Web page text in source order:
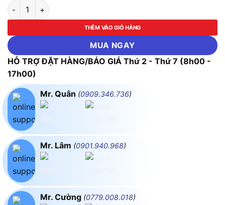
Biến Áp 1 Pha Cách Ly 660VA FUSHIN 220V/110V-220V
THÊM VÀO GIỎ HÀNG
MUA NGAY
HỖ TRỢ ĐẶT HÀNG/BÁO GIÁ Thứ 2 - Thứ 7 (8h00 -
17h00)
Mr. Quân (0909.346.736)
Mr. Lâm (0901.940.968)
Mr. Cường (0779.008.018)